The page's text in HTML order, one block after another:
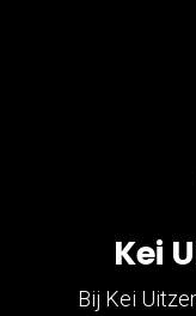
Kei
Bij Kei